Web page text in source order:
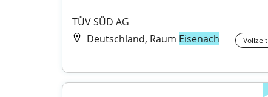
TÜV SÜD AG
Deutschland, Raum Eisenach Vollzeit